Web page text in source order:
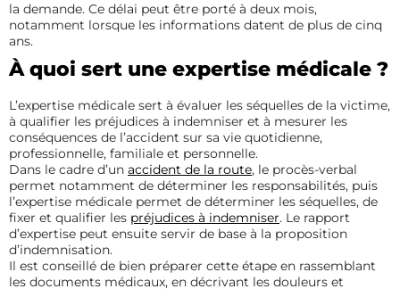
la demande. Ce délai peut être porté à deux mois,
notamment lorsque les informations datent de plus de cinq
ans.
À quoi sert une expertise médicale ?
L’expertise médicale sert à évaluer les séquelles de la victime,
à qualifier les préjudices à indemniser et à mesurer les
conséquences de l’accident sur sa vie quotidienne,
professionnelle, familiale et personnelle.
Dans le cadre d’un accident de la route, le procès-verbal
permet notamment de déterminer les responsabilités, puis
l’expertise médicale permet de déterminer les séquelles, de
fixer et qualifier les préjudices à indemniser. Le rapport
d’expertise peut ensuite servir de base à la proposition
d’indemnisation.
Il est conseillé de bien préparer cette étape en rassemblant
les documents médicaux, en décrivant les douleurs et